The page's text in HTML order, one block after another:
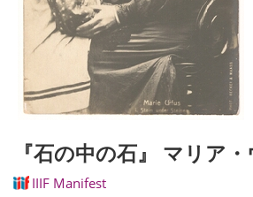
『石の中の石』 マリア
IIIF Manifest